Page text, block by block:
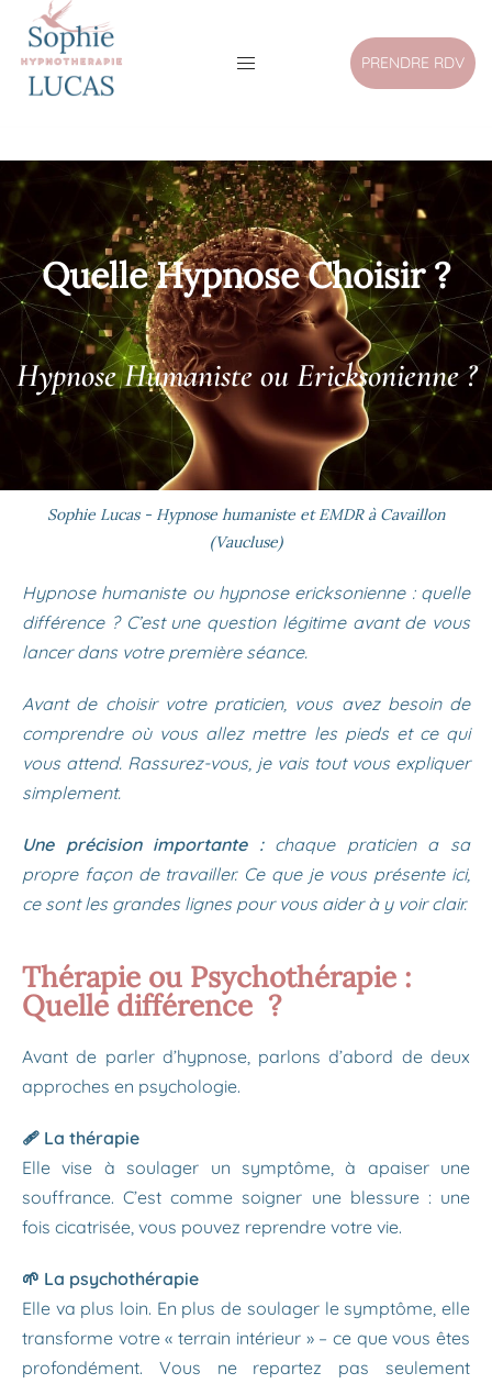
PRENDRE RDV
Quelle Hypnose Choisir ?
Hypnose Humaniste ou Ericksonienne ?
Sophie Lucas - Hypnose humaniste et EMDR à Cavaillon
(Vaucluse)
Hypnose humaniste ou hypnose ericksonienne : quelle
différence ? C’est une question légitime avant de vous
lancer dans votre première séance.
Avant de choisir votre praticien, vous avez besoin de
comprendre où vous allez mettre les pieds et ce qui
vous attend. Rassurez-vous, je vais tout vous expliquer
simplement.
Une précision importante :chaque praticien a sa
propre façon de travailler. Ce que je vous présente ici,
ce sont les grandes lignes pour vous aider à y voir clair.
Thérapie ou Psychothérapie :
Quelle différence ?
Avant de parler d’hypnose, parlons d’abord de deux
approches en psychologie.
🩹 La thérapie
Elle vise à soulager un symptôme, à apaiser une
souffrance. C’est comme soigner une blessure : une
fois cicatrisée, vous pouvez reprendre votre vie.
🌱 La psychothérapie
Elle va plus loin. En plus de soulager le symptôme, elle
transforme votre « terrain intérieur » – ce que vous êtes
profondément. Vous ne repartez pas seulement